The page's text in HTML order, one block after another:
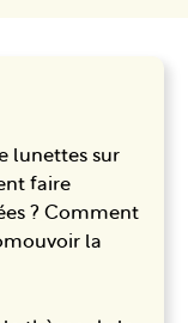
lunettes sur
faire
? Comment
la